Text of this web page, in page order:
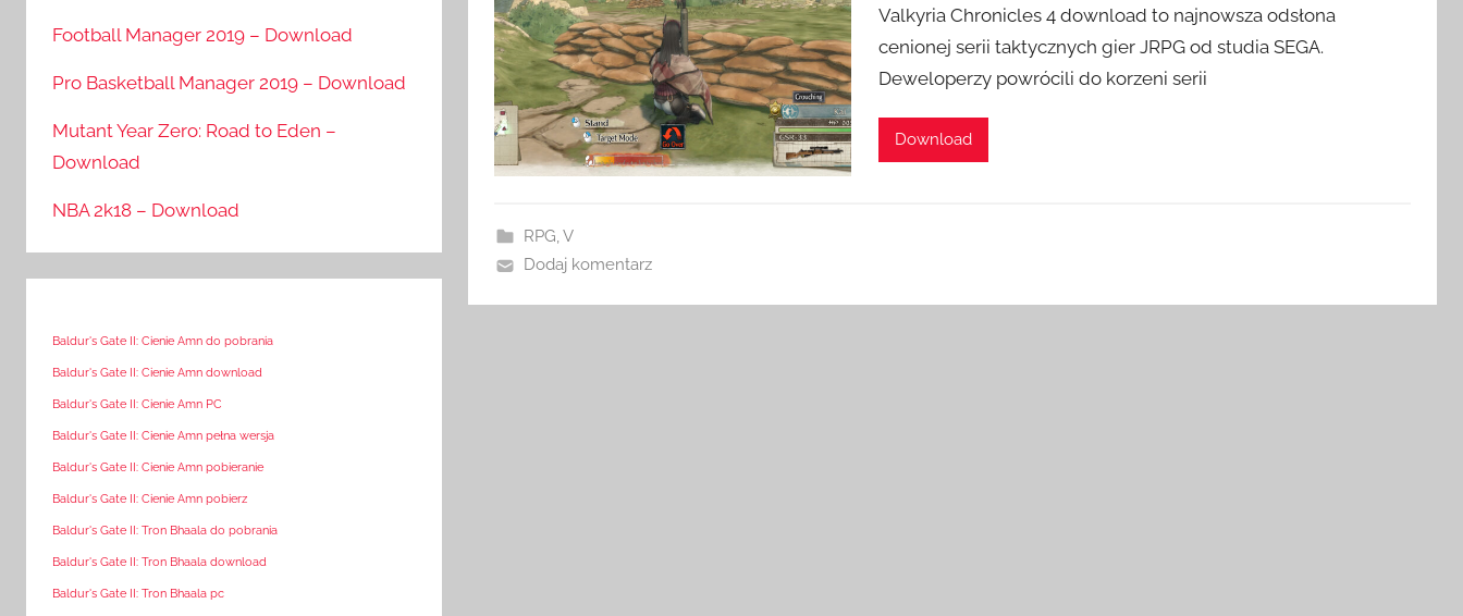
Valkyria Chronicles 4 download to najnowsza odsłona
cenionej serii taktycznych gier JRPG od studia SEGA.
Deweloperzy powrócili do korzeni serii
Download
RPG,V
Dodaj komentarz
Football Manager 2019 – Download
Pro Basketball Manager 2019 – Download
Mutant Year Zero: Road to Eden –
Download
NBA 2k18 – Download
Baldur's Gate II: Cienie Amn do pobrania
Baldur's Gate II: Cienie Amn download
Baldur's Gate II: Cienie Amn PC
Baldur's Gate II: Cienie Amn pełna wersja
Baldur's Gate II: Cienie Amn pobieranie
Baldur's Gate II: Cienie Amn pobierz
Baldur's Gate II: Tron Bhaala do pobrania
Baldur's Gate II: Tron Bhaala download
Baldur's Gate II: Tron Bhaala pc